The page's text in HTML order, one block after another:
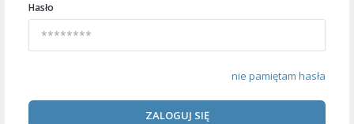
Hasło
nie pamiętam hasła
ZALOGUJ SIĘ